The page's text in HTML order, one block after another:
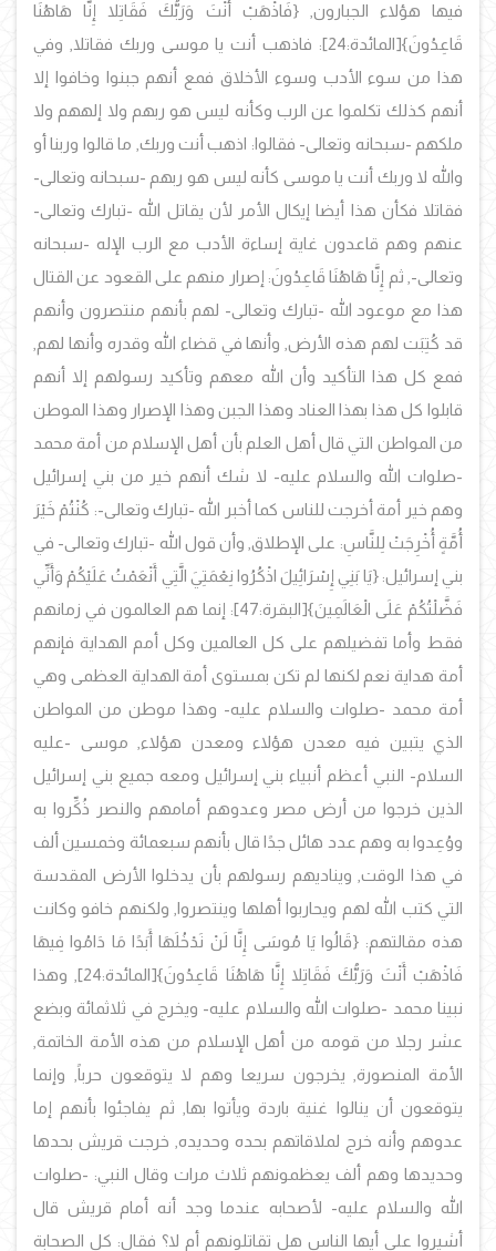
فيها هؤلاء الجبارون, {فَاذْهَبْ أَنْتَ وَرَبُّكَ فَقَاتِلا إِنَّا هَاهُنَا
قَاعِدُونَ}[المائدة:24]: فاذهب أنت يا موسى وربك فقاتلا, وفي
هذا من سوء الأدب وسوء الأخلاق فمع أنهم جبنوا وخافوا إلا
أنهم كذلك تكلموا عن الرب وكأنه ليس هو ربهم ولا إلههم ولا
ملكهم -سبحانه وتعالى- فقالوا: اذهب أنت وربك, ما قالوا وربنا أو
والله لا وربك أنت يا موسى كأنه ليس هو ربهم -سبحانه وتعالى-
فقاتلا فكأن هذا أيضا إيكال الأمر لأن يقاتل الله -تبارك وتعالى-
عنهم وهم قاعدون غاية إساءة الأدب مع الرب الإله -سبحانه
وتعالى-, ثم إِنَّا هَاهُنَا قَاعِدُونَ: إصرار منهم على القعود عن القتال
هذا مع موعود الله -تبارك وتعالى- لهم بأنهم منتصرون وأنهم
قد كُتِبَت لهم هذه الأرض, وأنها في قضاء الله وقدره وأنها لهم,
فمع كل هذا التأكيد وأن الله معهم وتأكيد رسولهم إلا أنهم
قابلوا كل هذا بهذا العناد وهذا الجبن وهذا الإصرار وهذا الموطن
من المواطن التي قال أهل العلم بأن أهل الإسلام من أمة محمد
-صلوات الله والسلام عليه- لا شك أنهم خير من بني إسرائيل
وهم خير أمة أخرجت للناس كما أخبر الله -تبارك وتعالى-: كُنْتُمْ خَيْرَ
أُمَّةٍ أُخْرِجَتْ لِلنَّاسِ: على الإطلاق, وأن قول الله -تبارك وتعالى- في
بني إسرائيل: {يَا بَنِي إِسْرَائِيلَ اذْكُرُوا نِعْمَتِيَ الَّتِي أَنْعَمْتُ عَلَيْكُمْ وَأَنِّي
فَضَّلْتُكُمْ عَلَى الْعَالَمِينَ}[البقرة:47]: إنما هم العالمون في زمانهم
فقط وأما تفضيلهم على كل العالمين وكل أمم الهداية فإنهم
أمة هداية نعم لكنها لم تكن بمستوى أمة الهداية العظمى وهي
أمة محمد -صلوات والسلام عليه- وهذا موطن من المواطن
الذي يتبين فيه معدن هؤلاء ومعدن هؤلاء, موسى -عليه
السلام- النبي أعظم أنبياء بني إسرائيل ومعه جميع بني إسرائيل
الذين خرجوا من أرض مصر وعدوهم أمامهم والنصر ذُكِّروا به
ووُعِدوا به وهم عدد هائل جدًا قال بأنهم سبعمائة وخمسين ألف
في هذا الوقت, ويناديهم رسولهم بأن يدخلوا الأرض المقدسة
التي كتب الله لهم ويحاربوا أهلها وينتصروا, ولكنهم خافو وكانت
هذه مقالتهم: {قَالُوا يَا مُوسَى إِنَّا لَنْ نَدْخُلَهَا أَبَدًا مَا دَامُوا فِيهَا
فَاذْهَبْ أَنْتَ وَرَبُّكَ فَقَاتِلا إِنَّا هَاهُنَا قَاعِدُونَ}[المائدة:24], وهذا
نبينا محمد -صلوات الله والسلام عليه- ويخرج في ثلاثمائة وبضع
عشر رجلا من قومه من أهل الإسلام من هذه الأمة الخاتمة,
الأمة المنصورة, يخرجون سريعا وهم لا يتوقعون حرباً, وإنما
يتوقعون أن ينالوا غنية باردة ويأتوا بها, ثم يفاجئوا بأنهم إما
عدوهم وأنه خرج لملاقاتهم بحده وحديده, خرجت قريش بحدها
وحديدها وهم ألف يعظمونهم ثلاث مرات وقال النبي: -صلوات
الله والسلام عليه- لأصحابه عندما وجد أنه أمام قريش قال
أشيروا علي أيها الناس هل تقاتلونهم أم لا؟ فقال: كل الصحابة